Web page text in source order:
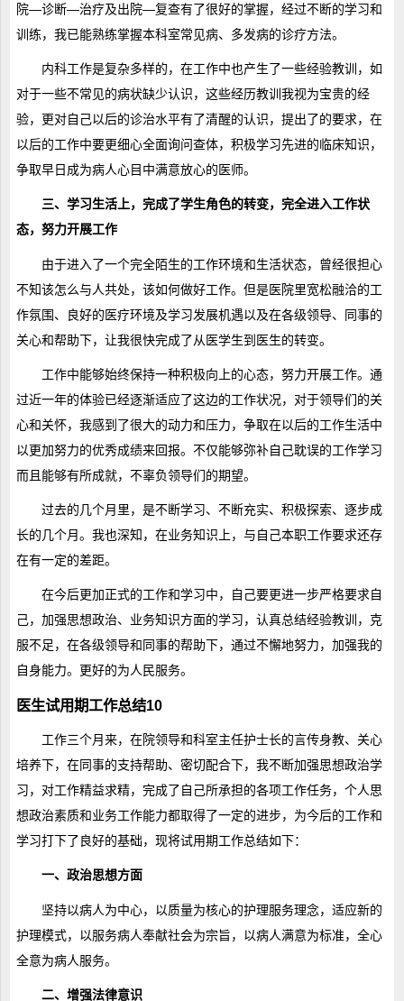
院—诊断—治疗及出院—复查有了很好的掌握，经过不断的学习和
训练，我已能熟练掌握本科室常见病、多发病的诊疗方法。
内科工作是复杂多样的，在工作中也产生了一些经验教训，如
对于一些不常见的病状缺少认识，这些经历教训我视为宝贵的经
验，更对自己以后的诊治水平有了清醒的认识，提出了的要求，在
以后的工作中要更细心全面询问查体，积极学习先进的临床知识，
争取早日成为病人心目中满意放心的医师。
三、学习生活上，完成了学生角色的转变，完全进入工作状
态，努力开展工作
由于进入了一个完全陌生的工作环境和生活状态，曾经很担心
不知该怎么与人共处，该如何做好工作。但是医院里宽松融洽的工
作氛围、良好的医疗环境及学习发展机遇以及在各级领导、同事的
关心和帮助下，让我很快完成了从医学生到医生的转变。
工作中能够始终保持一种积极向上的心态，努力开展工作。通
过近一年的体验已经逐渐适应了这边的工作状况，对于领导们的关
心和关怀，我感到了很大的动力和压力，争取在以后的工作生活中
以更加努力的优秀成绩来回报。不仅能够弥补自己耽误的工作学习
而且能够有所成就，不辜负领导们的期望。
过去的几个月里，是不断学习、不断充实、积极探索、逐步成
长的几个月。我也深知，在业务知识上，与自己本职工作要求还存
在有一定的差距。
在今后更加正式的工作和学习中，自己要更进一步严格要求自
己，加强思想政治、业务知识方面的学习，认真总结经验教训，克
服不足，在各级领导和同事的帮助下，通过不懈地努力，加强我的
自身能力。更好的为人民服务。
医生试用期工作总结10
工作三个月来，在院领导和科室主任护士长的言传身教、关心
培养下，在同事的支持帮助、密切配合下，我不断加强思想政治学
习，对工作精益求精，完成了自己所承担的各项工作任务，个人思
想政治素质和业务工作能力都取得了一定的进步，为今后的工作和
学习打下了良好的基础，现将试用期工作总结如下：
一、政治思想方面
坚持以病人为中心，以质量为核心的护理服务理念，适应新的
护理模式，以服务病人奉献社会为宗旨，以病人满意为标准，全心
全意为病人服务。
二、增强法律意识